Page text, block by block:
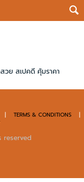
วย สเปคดี คุ้มราคา
| TERMS & CONDITIONS |
reserved